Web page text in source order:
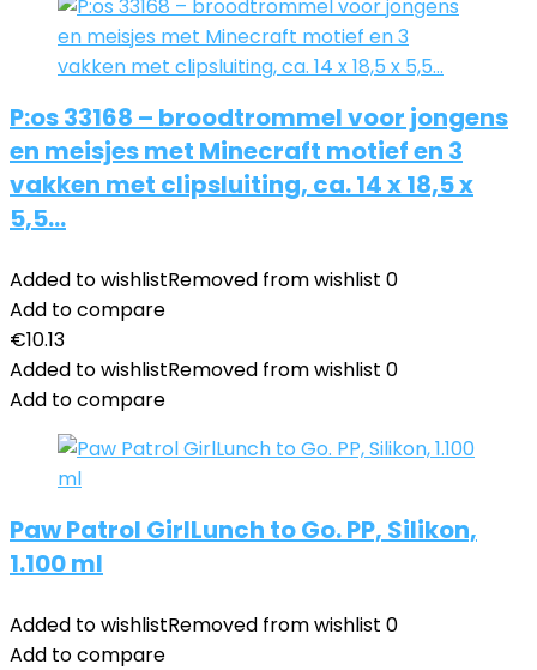
P:os 33168 – broodtrommel voor jongens
en meisjes met Minecraft motief en 3
vakken met clipsluiting, ca. 14 x 18,5 x
5,5…
Added to wishlistRemoved from wishlist 0
Add to compare
€10.13
Added to wishlistRemoved from wishlist 0
Add to compare
Paw Patrol GirlLunch to Go. PP, Silikon,
1.100 ml
Added to wishlistRemoved from wishlist 0
Add to compare